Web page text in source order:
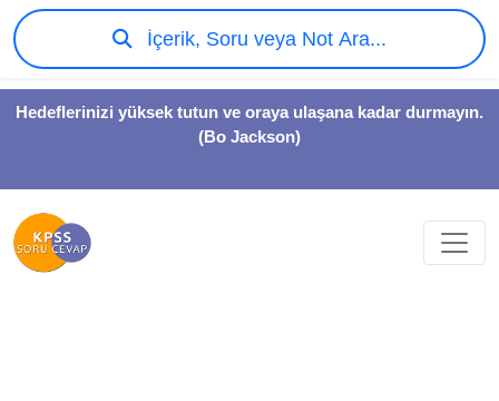
Hedeflerinizi yüksek tutun ve oraya ulaşana kadar durmayın.
(Bo Jackson)
İçerik, Soru veya Not Ara...